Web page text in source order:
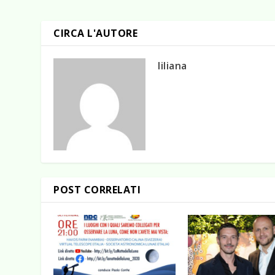
CIRCA L'AUTORE
liliana
POST CORRELATI